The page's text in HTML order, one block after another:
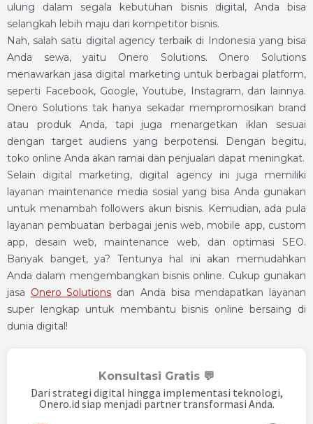
ulung dalam segala kebutuhan bisnis digital, Anda bisa
selangkah lebih maju dari kompetitor bisnis.
Nah, salah satu digital agency terbaik di Indonesia yang bisa
Anda sewa, yaitu Onero Solutions. Onero Solutions
menawarkan jasa digital marketing untuk berbagai platform,
seperti Facebook, Google, Youtube, Instagram, dan lainnya.
Onero Solutions tak hanya sekadar mempromosikan brand
atau produk Anda, tapi juga menargetkan iklan sesuai
dengan target audiens yang berpotensi. Dengan begitu,
toko online Anda akan ramai dan penjualan dapat meningkat.
Selain digital marketing, digital agency ini juga memiliki
layanan maintenance media sosial yang bisa Anda gunakan
untuk menambah followers akun bisnis. Kemudian, ada pula
layanan pembuatan berbagai jenis web, mobile app, custom
app, desain web, maintenance web, dan optimasi SEO.
Banyak banget, ya? Tentunya hal ini akan memudahkan
Anda dalam mengembangkan bisnis online. Cukup gunakan
jasa Onero Solutions dan Anda bisa mendapatkan layanan
super lengkap untuk membantu bisnis online bersaing di
dunia digital!
Konsultasi Gratis 💬
Dari strategi digital hingga implementasi teknologi,
Onero.id siap menjadi partner transformasi Anda.